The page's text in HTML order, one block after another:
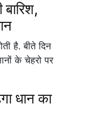
है. बीते दिन
के चेहरो पर
धान का